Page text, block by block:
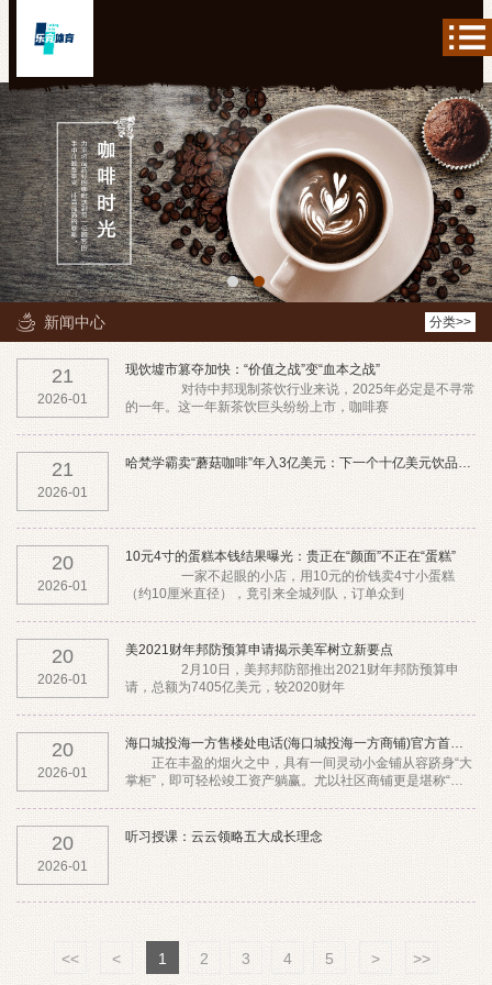
新闻中心 分类>>
21
2026-01
现饮墟市篡夺加快：“价值之战”变“血本之战”
的一年。这一年新茶饮巨头纷纷上市，咖啡赛
21
2026-01
哈梵学霸卖“蘑菇咖啡”年入3亿美元：下一个十亿美元饮品仍然泡
20
2026-01
10元4寸的蛋糕本钱结果曝光：贵正在“颜面”不正在“蛋糕”
（约10厘米直径），竟引来全城列队，订单众到
20
2026-01
美2021财年邦防预算申请揭示美军树立新要点
请，总额为7405亿美元，较2020财年
20
2026-01
海口城投海一方售楼处电话(海口城投海一方商铺)官方首页网站-
正在丰盈的烟火之中，具有一间灵动小金铺从容跻身“大
掌柜”，即可轻松竣工资产躺赢。尤以社区商铺更是堪称“硬
20
2026-01
听习授课：云云领略五大成长理念
<< < 1 2 3 4 5 > >>